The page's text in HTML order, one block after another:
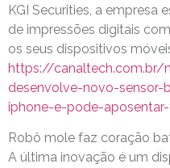
KGI Securities, a empresa
de impressões digitais
os seus dispositivos
https://
desenvolve-novo-sensor-
iphone-e-pode-
Robô mole faz coração
A última inovação é um